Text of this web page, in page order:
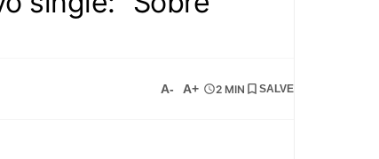
A- A+ 2 MIN SALVE